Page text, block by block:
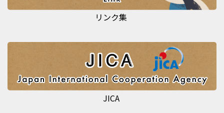
リンク集
JICA